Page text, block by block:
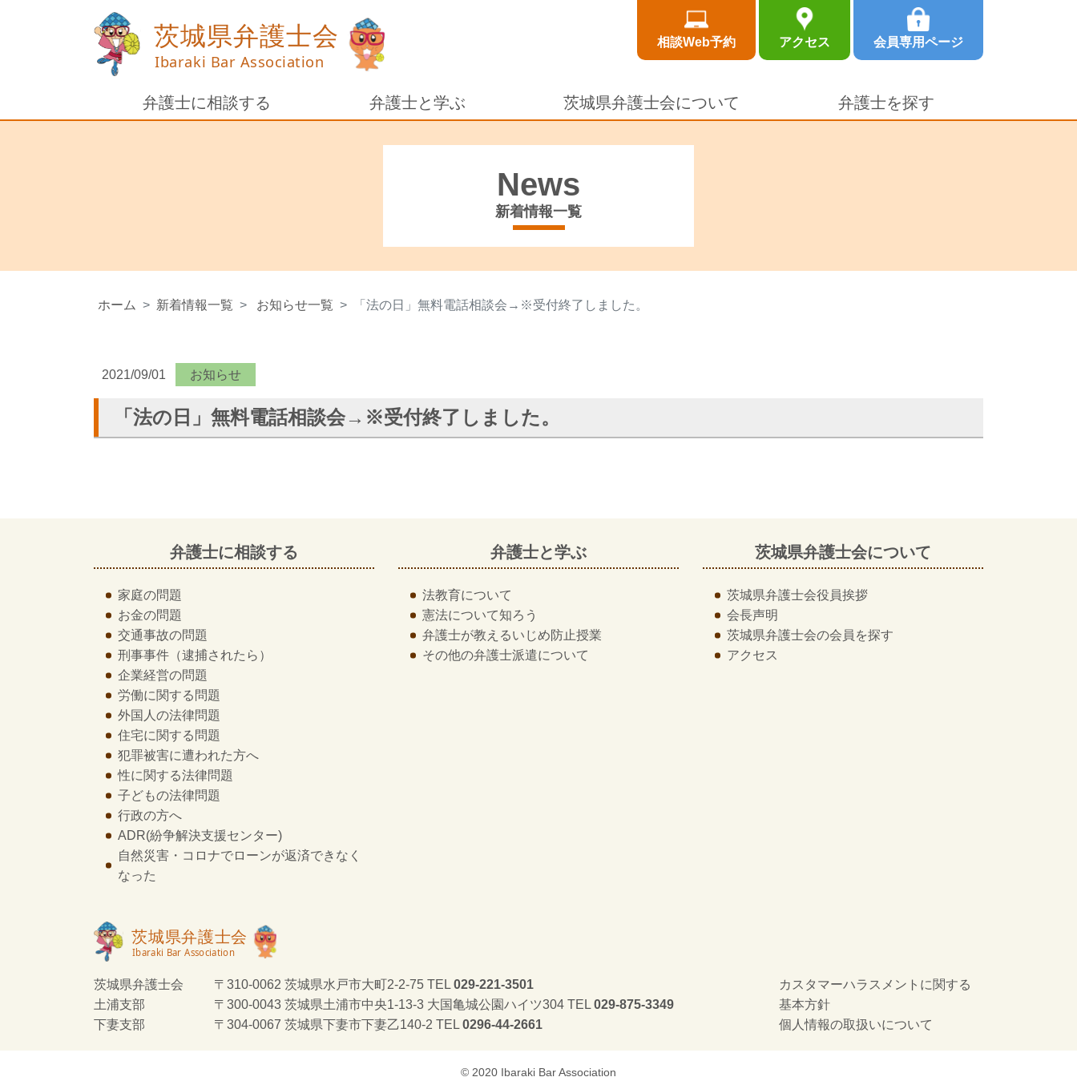
相談Web予約 アクセス 会員専用ページ
弁護士に相談する 弁護士と学ぶ 茨城県弁護士会について 弁護士を探す
News
新着情報一覧
ホーム 新着情報一覧 お知らせ一覧 「法の日」無料電話相談会→※受付終了しました。
2021/09/01 お知らせ
「法の日」無料電話相談会→※受付終了しました。
弁護士に相談する
家庭の問題
お金の問題
交通事故の問題
刑事事件 （逮捕されたら）
企業経営の問題
労働に関する問題
外国人の法律問題
住宅に関する問題
犯罪被害に遭われた方へ
性に関する法律問題
子どもの法律問題
行政の方へ
ADR(紛争解決支援センター)
自然災害・コロナでローンが返済できなく
なった
弁護士と学ぶ
法教育について
憲法について知ろう
弁護士が教えるいじめ防止授業
その他の弁護士派遣について
茨城県弁護士会について
茨城県弁護士会役員挨拶
会長声明
茨城県弁護士会の会員を探す
アクセス
茨城県弁護士会 〒310-0062 茨城県水戸市大町2-2-75 TEL 029-221-3501
土浦支部
〒300-0043 茨城県土浦市中央1-13-3 大国亀城公園ハイツ304 TEL 029-875-3349
下妻支部
〒304-0067 茨城県下妻市下妻乙140-2 TEL 0296-44-2661
カスタマーハラスメントに関する
基本方針
個人情報の取扱いについて
© 2020 Ibaraki Bar Association